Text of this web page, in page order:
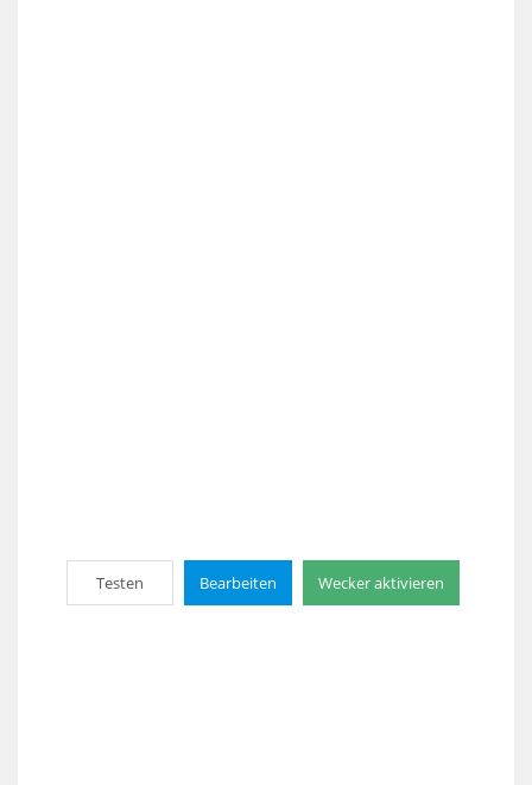
Testen Bearbeiten Wecker aktivieren